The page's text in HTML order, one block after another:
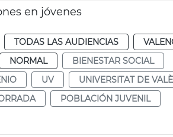
en jóvenes
TODAS LAS AUDIENCIAS
NORMAL
BIENESTAR SOCIAL
UV
UNIVERSITAT DE
POBLACIÓN JUVENIL